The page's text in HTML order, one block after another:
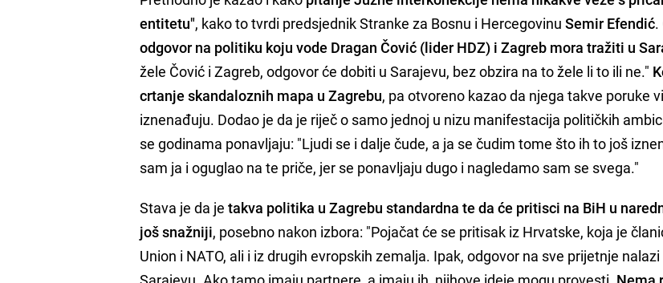
entitetu", kako to tvrdi predsjednik Stranke za Bosnu i HercegovinuSemir Efendić.
odgovor na politiku koju vode Dragan Čović (lider HDZ) i Zagreb mora tražiti u
žele Čović i Zagreb, odgovor će dobiti u Sarajevu, bez obzira na to žele li to ili ne."
crtanje skandaloznih mapa u Zagrebu, pa otvoreno kazao da njega takve poruke
iznenađuju. Dodao je da je riječ o samo jednoj u nizu manifestacija političkih
se godinama ponavljaju: "Ljudi se i dalje čude, a ja se čudim tome što ih to još
sam ja i oguglao na te priče, jer se ponavljaju dugo i nagledamo sam se svega."
Stava je da jetakva politika u Zagrebu standardna te da će pritisci na BiH u
još snažniji, posebno nakon izbora: "Pojačat će se pritisak iz Hrvatske, koja je
Union i NATO, ali i iz drugih evropskih zemalja. Ipak, odgovor na sve prijetnje